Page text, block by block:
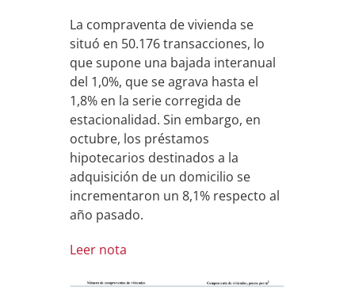
La compraventa de vivienda se
situó en 50.176 transacciones, lo
que supone una bajada interanual
del 1,0%, que se agrava hasta el
1,8% en la serie corregida de
estacionalidad. Sin embargo, en
octubre, los préstamos
hipotecarios destinados a la
adquisición de un domicilio se
incrementaron un 8,1% respecto al
año pasado.
Leer nota